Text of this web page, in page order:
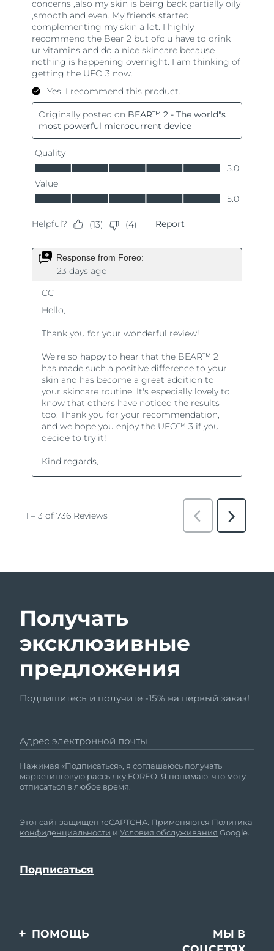
Получать
эксклюзивные
предложения
Подпишитесь и получите -15% на первый заказ!
Адрес электронной почты
Нажимая «Подписаться», я соглашаюсь получать
маркетинговую рассылку FOREO. Я понимаю, что могу
отписаться в любое время.
Этот сайт защищен reCAPTCHA. Применяются Политика
конфиденциальности иУсловия обслуживания Google.
ПОМОЩЬ
МЫ В